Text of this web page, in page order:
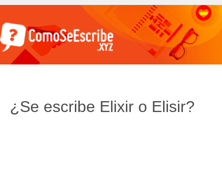
¿Se escribe Elixir o Elisir?